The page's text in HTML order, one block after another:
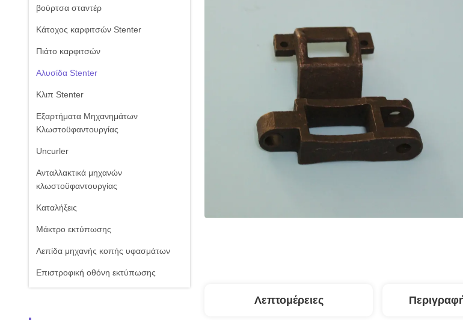
βούρτσα σταντέρ
Κάτοχος καρφιτσών Stenter
Πιάτο καρφιτσών
Αλυσίδα Stenter
Κλιπ Stenter
Εξαρτήματα Μηχανημάτων
Κλωστοϋφαντουργίας
Uncurler
Ανταλλακτικά μηχανών
κλωστοϋφαντουργίας
Καταλήξεις
Μάκτρο εκτύπωσης
Λεπίδα μηχανής κοπής υφασμάτων
Επιστροφική οθόνη εκτύπωσης
Λεπτομέρειες